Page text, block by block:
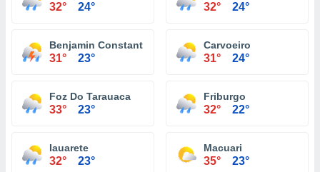
32° 24° 32° 24°
Benjamin Constant
31° 23°
Carvoeiro
31° 24°
Foz Do Tarauaca
33° 23°
Friburgo
32° 22°
Iauarete
32° 23°
Macuari
35° 23°